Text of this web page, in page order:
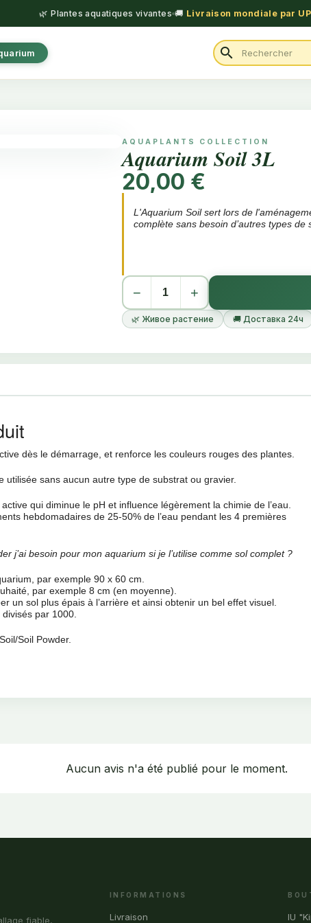
🌿 Plantes aquatiques vivantes 🚚 Livraison mondiale par
search
AQUAPLANTS COLLECTION
Aquarium Soil 3L
20,00 €
L'Aquarium Soil sert lors de
complète sans besoin d’autres types de
Une couche de fond complète, active
La taille des grains de 2-3 mm
L’Aquarium Soil assure une bonne
des plantes
− +
🌿 Живое растение 🚚 Доставка 24ч
dès le démarrage, et renforce les couleurs rouges des plantes.
utilisée sans aucun autre type de substrat ou gravier.
qui diminue le pH et influence légèrement la chimie de l’eau.
hebdomadaires de 25-50% de l’eau pendant les 4 premières
j’ai besoin pour mon aquarium si je l’utilise comme sol complet ?
par exemple 90 x 60 cm.
par exemple 8 cm (en moyenne).
un sol plus épais à l’arrière et ainsi obtenir un bel effet visuel.
par 1000.
Soil Powder.
Aucun avis n'a été publié pour le moment.
fiable,
INFORMATIONS
Livraison
IU